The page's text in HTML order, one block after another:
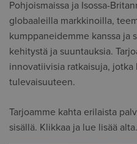
Pohjoismaissa ja Isossa-
globaaleilla markkinoilla,
kumppaneidemme kanssa ja
kehitystä ja suuntauksia.
innovatiivisia ratkaisuja,
tulevaisuuteen.
Tarjoamme kahta erilaista
sisällä. Klikkaa ja lue lisää alta.